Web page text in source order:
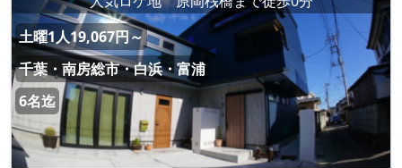
土曜1人19,067円～
千葉・南房総市・白浜・富浦
6名迄